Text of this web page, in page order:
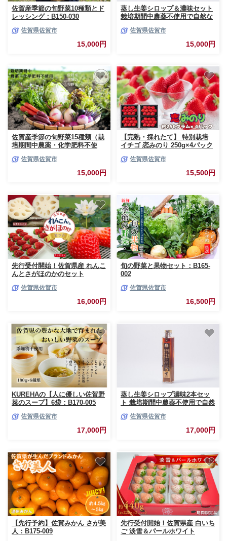
佐賀産季節の旬野菜10種類とド
レッシング：B150-030
佐賀県佐賀市
15,000円
蒸し生姜シロップ＆濃味セット
栽培期間中農薬不使用で自然な
佐賀県佐賀市
15,000円
佐賀産季節の旬野菜15種類（栽
培期間中農薬・化学肥料不使
佐賀県佐賀市
15,000円
【完熟・採れたて】 特別栽培
イチゴ 恋みのり 250g×4パック
果物 フルーツ 佐賀県 佐賀市 ：
佐賀県佐賀市
15,500円
先行受付開始！佐賀県産 れんこ
んとさがほのかのセット
さがほのか いちご 苺 イチゴ 蓮
根 れんこん レンコン：B160-
佐賀県佐賀市
16,000円
旬の野菜と果物セット：B165-
002
佐賀県佐賀市
16,500円
KUREHAの【人に優しい佐賀野
菜のスープ】6袋：B170-005
佐賀県佐賀市
17,000円
蒸し生姜シロップ濃味2本セッ
ト 栽培期間中農薬不使用で自然
佐賀県佐賀市
17,000円
【先行予約】佐賀みかん さが美
人：B175-009
先行受付開始！佐賀県産 白いち
ご 淡雪＆パールホワイト